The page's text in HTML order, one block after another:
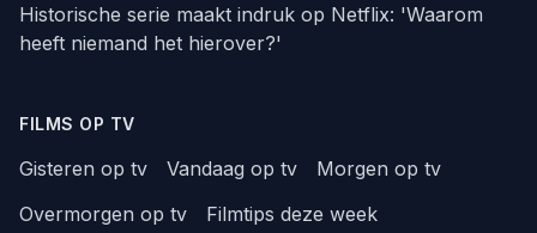
Historische serie maakt indruk op Netflix: 'Waarom
heeft niemand het hierover?'
FILMS OP TV
Gisteren op tv Vandaag op tv
Morgen op tv
Overmorgen op tv
Filmtips deze week